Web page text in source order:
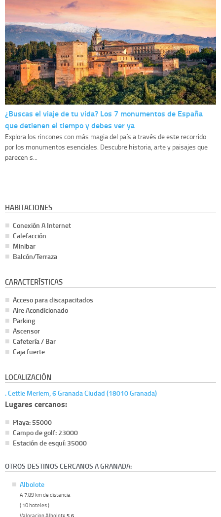
¿Buscas el viaje de tu vida? Los 7 monumentos de España
que detienen el tiempo y debes ver ya
Explora los rincones con más magia del país a través de este recorrido
por los monumentos esenciales. Descubre historia, arte y paisajes que
parecen s...
HABITACIONES
Conexión A Internet
Calefacción
Minibar
Balcón/Terraza
CARACTERÍSTICAS
Acceso para discapacitados
Aire Acondicionado
Parking
Ascensor
Cafetería / Bar
Caja fuerte
LOCALIZACIÓN
. Cettie Meriem, 6 Granada Ciudad (18010 Granada)
Lugares cercanos:
Playa: 55000
Campo de golf: 23000
Estación de esquí: 35000
OTROS DESTINOS CERCANOS A GRANADA:
Albolote
A 7.89 km de distancia
( 10 hoteles )
Valoracion Albolote 5.6